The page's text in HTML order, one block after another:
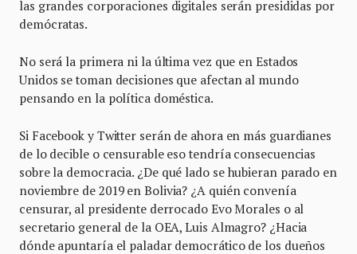
las grandes corporaciones digitales serán presididas por
demócratas.
No será la primera ni la última vez que en Estados
Unidos se toman decisiones que afectan al mundo
pensando en la política doméstica.
Si Facebook y Twitter serán de ahora en más guardianes
de lo decible o censurable eso tendría consecuencias
sobre la democracia. ¿De qué lado se hubieran parado en
noviembre de 2019 en Bolivia? ¿A quién convenía
censurar, al presidente derrocado Evo Morales o al
secretario general de la OEA, Luis Almagro? ¿Hacia
dónde apuntaría el paladar democrático de los dueños